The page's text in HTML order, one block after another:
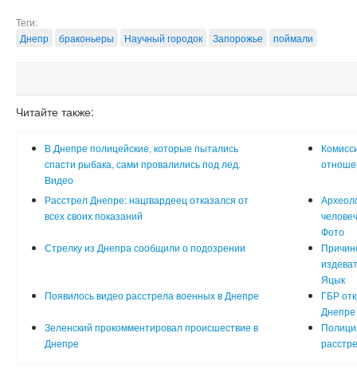
Теги:
Днепр
браконьеры Научный городок Запорожье поймали
Читайте также:
В Днепре полицейские, которые пытались
спасти рыбака, сами провалились под лед.
Видео
Расстрел Днепре: нацгвардеец отказался от
всех своих показаний
Фото
Стрелку из Днепра сообщили о подозрении
Яцык
Появилось видео расстрела военных в Днепре
ГБР
Днепре
Зеленский прокомментировал происшествие в
Днепре